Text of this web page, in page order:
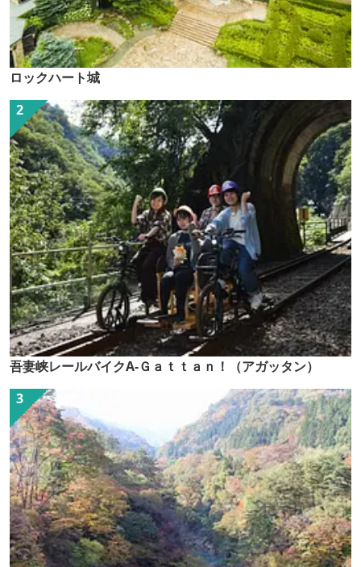
ロックハート城
吾妻峡レールバイクA-Ｇａｔｔａｎ！（アガッタン）